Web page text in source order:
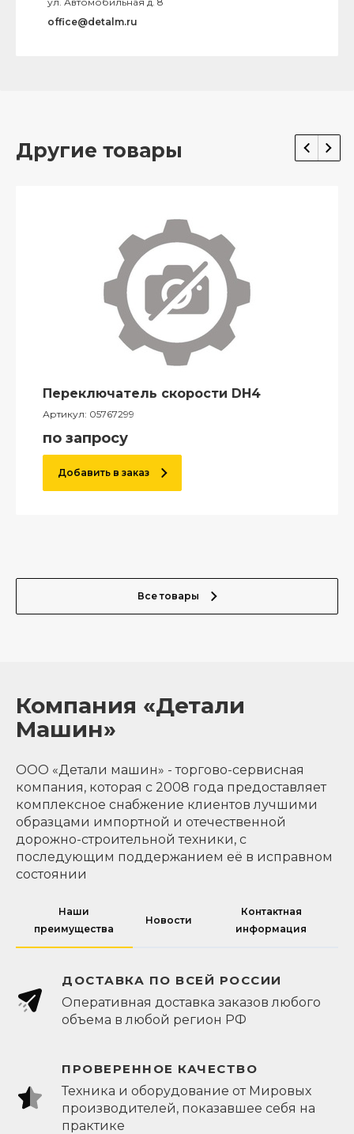
office@detalm.ru
Другие товары
Переключатель скорости DH4
Артикул: 05767299
по запросу
Добавить в заказ
Все товары
Компания «Детали
Машин»
ООО «Детали машин» - торгово-сервисная
компания, которая с 2008 года предоставляет
комплексное снабжение клиентов лучшими
образцами импортной и отечественной
дорожно-строительной техники, с
последующим поддержанием её в исправном
состоянии
Наши
преимущества
Новости
Контактная
информация
ДОСТАВКА ПО ВСЕЙ РОССИИ
Оперативная доставка заказов любого
объема в любой регион РФ
ПРОВЕРЕННОЕ КАЧЕСТВО
Техника и оборудование от Мировых
производителей, показавшее себя на
практике